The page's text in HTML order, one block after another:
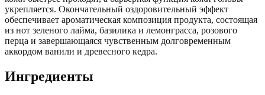
укрепляется. Окончательный оздоровительный эффект
обеспечивает ароматическая композиция продукта, состоящая
из нот зеленого лайма, базилика и лемонграсса, розового
перца и завершающаяся чувственным долговременным
аккордом ванили и древесного кедра.
Ингредиенты